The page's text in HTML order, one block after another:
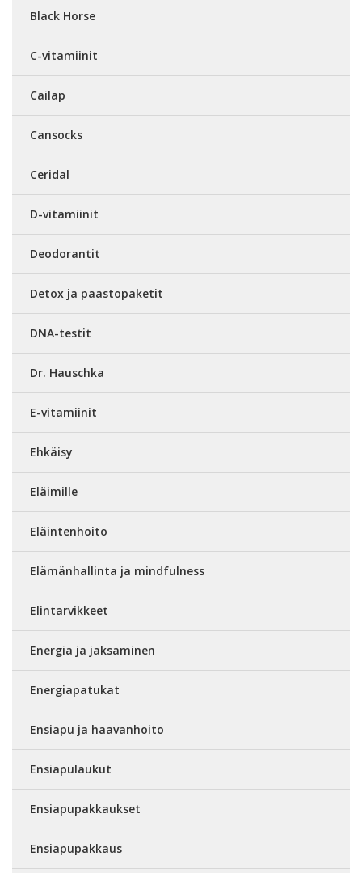
Black Horse
C-vitamiinit
Cailap
Cansocks
Ceridal
D-vitamiinit
Deodorantit
Detox ja paastopaketit
DNA-testit
Dr. Hauschka
E-vitamiinit
Ehkäisy
Eläimille
Eläintenhoito
Elämänhallinta ja mindfulness
Elintarvikkeet
Energia ja jaksaminen
Energiapatukat
Ensiapu ja haavanhoito
Ensiapulaukut
Ensiapupakkaukset
Ensiapupakkaus